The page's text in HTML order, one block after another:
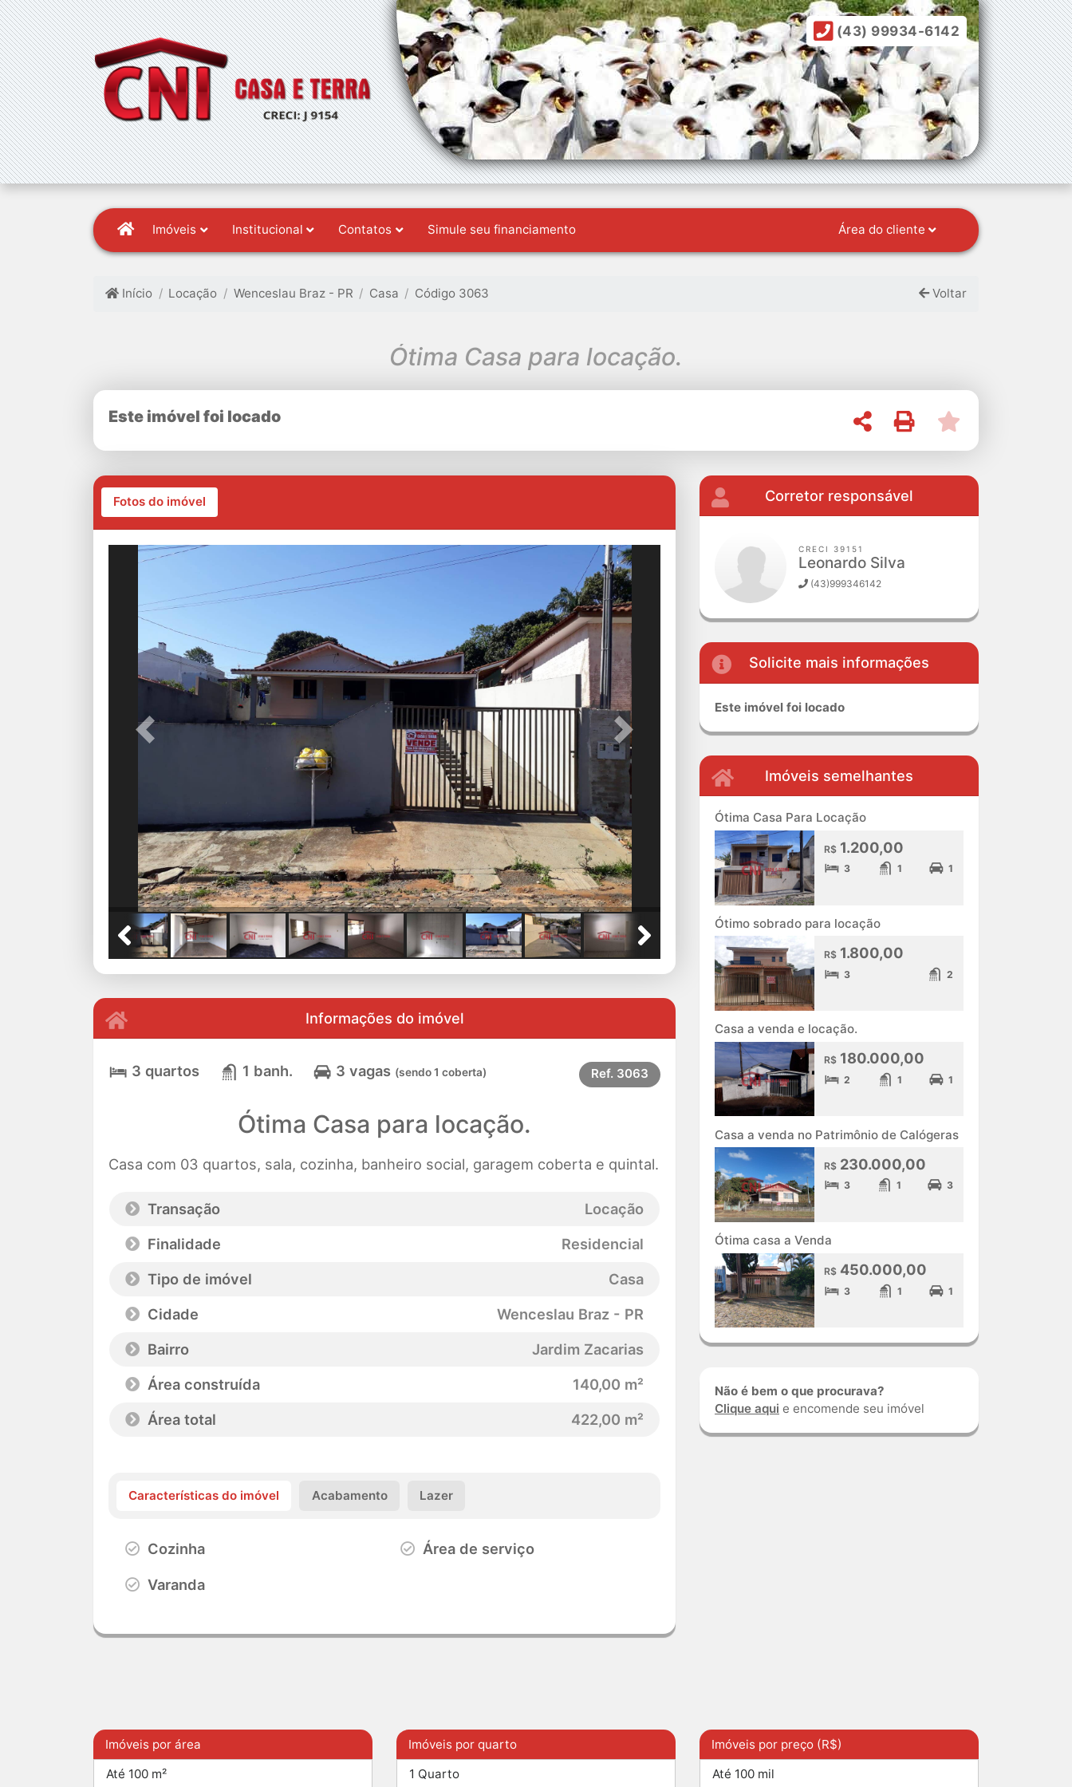
(43) 99934-6142
Imóveis Institucional Contatos Simule seu financiamento Área do cliente
Início Locação Wenceslau Braz - PR Casa Código 3063 Voltar
Ótima Casa para locação.
Este imóvel foi locado
Fotos do imóvel
Previous Next
Informações do imóvel
3 quartos 1 banh. 3 vagas (sendo 1 coberta) Ref. 3063
Ótima Casa para locação.
Casa com 03 quartos, sala, cozinha, banheiro social, garagem coberta e quintal.
Transação
Locação
Finalidade
Residencial
Tipo de imóvel
Casa
Cidade
Wenceslau Braz - PR
Bairro
Jardim Zacarias
Área construída
140,00 m²
Área total
422,00 m²
Características do imóvel Acabamento Lazer
Cozinha Área de serviço
Varanda
Corretor responsável
CRECI 39151
Leonardo Silva
(43)999346142
Solicite mais informações
Este imóvel foi locado
Imóveis semelhantes
Ótima Casa Para Locação
R$1.200,00
3 1 1
Ótimo sobrado para locação
R$1.800,00
3 2
Casa a venda e locação.
R$180.000,00
2 1 1
Casa a venda no Patrimônio de Calógeras
R$230.000,00
3 1 3
Ótima casa a Venda
R$450.000,00
3 1 1
Não é bem o que procurava?
Clique aqui e encomende seu imóvel
Imóveis por área
Até 100 m²
Imóveis por quarto
1 Quarto
Imóveis por preço (R$)
Até 100 mil